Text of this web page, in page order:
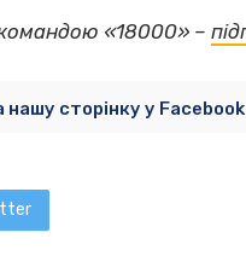
«18000» –
нашу сторінку у Facebook